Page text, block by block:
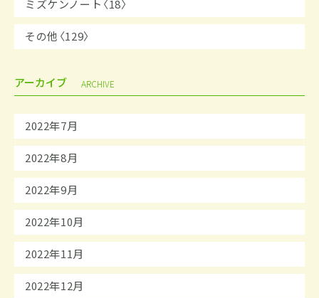
ミズケンノート〈18〉
その他〈129〉
アーカイブ ARCHIVE
2022年7月
2022年8月
2022年9月
2022年10月
2022年11月
2022年12月